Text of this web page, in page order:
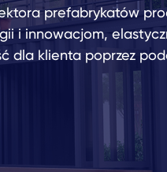
prefabrykatów
i innowacjom,
dla klienta poprzez